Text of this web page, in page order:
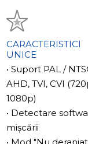
apel on the
additional CCTV
the system for
panels will be
need for
Another unique
set three different
the time of day.
CARACTERISTICI
UNICE
• Suport PAL /
AHD, TVI, CVI
1080p)
• Detectare
mișcării